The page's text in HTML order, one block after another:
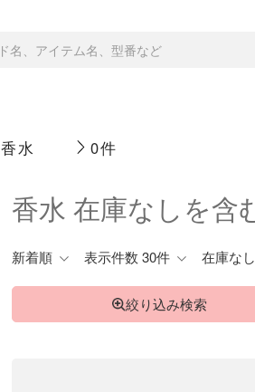
香水 0件
香水 在庫なしを含
新着順 表示件数 30件 在庫な
絞り込み検索